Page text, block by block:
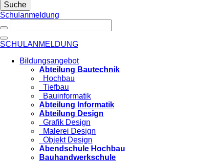
Suche
Schulanmeldung
SCHULANMELDUNG
Bildungsangebot
Abteilung Bautechnik
Hochbau
Tiefbau
Bauinformatik
Abteilung Informatik
Abteilung Design
Grafik Design
Malerei Design
Objekt Design
Abendschule Hochbau
Bauhandwerkschule